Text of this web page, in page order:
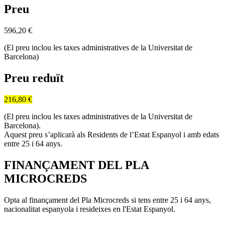
Preu
596,20 €
(El preu inclou les taxes administratives de la Universitat de
Barcelona)
Preu reduït
216,80 €
(El preu inclou les taxes administratives de la Universitat de
Barcelona).
Aquest preu s’aplicarà als Residents de l’Estat Espanyol i amb edats
entre 25 i 64 anys.
FINANÇAMENT DEL PLA
MICROCREDS
Opta al finançament del Pla Microcreds si tens entre 25 i 64 anys,
nacionalitat espanyola i resideixes en l'Estat Espanyol.